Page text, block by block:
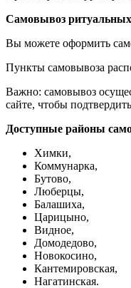
Самовывоз
Вы можете оформить
Пункты самовывоза
Важно: самовывоз
сайте, чтобы
Доступные районы
Химки,
Коммунарка,
Бутово,
Люберцы,
Балашиха,
Царицыно,
Видное,
Домодедово,
Новокосино,
Кантемировская,
Нагатинская.